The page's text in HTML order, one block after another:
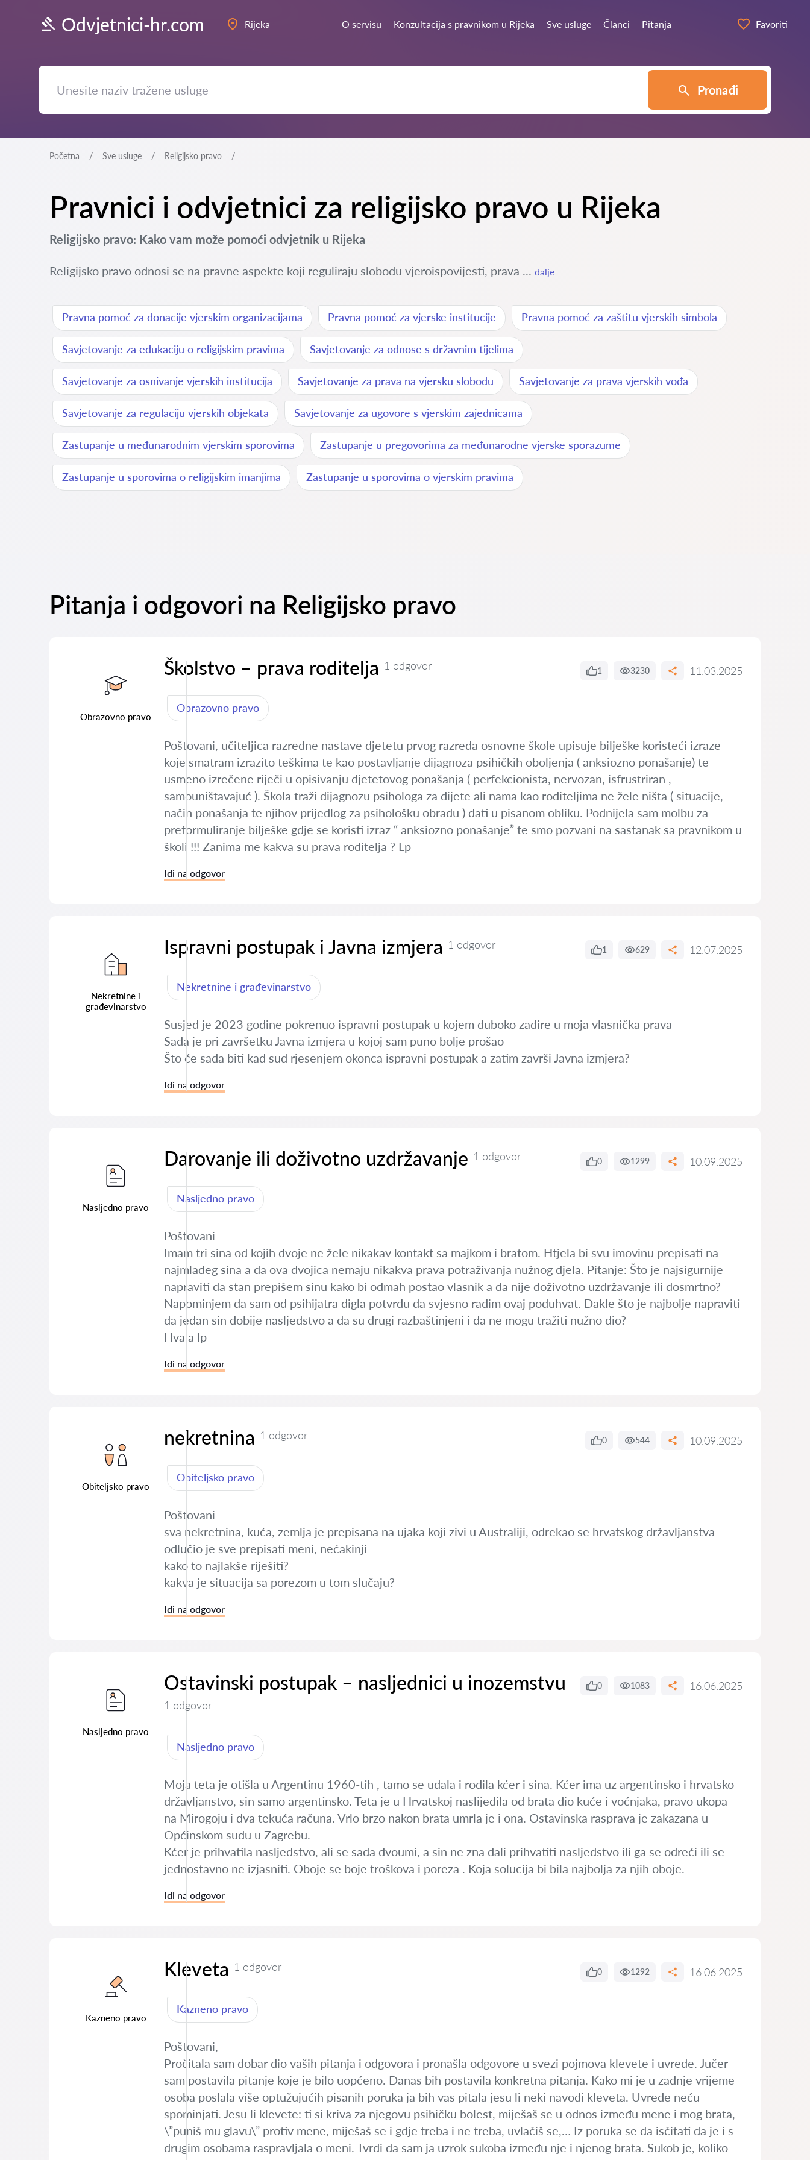
Odvjetnici-hr.com Rijeka O servisu Konzultacija s pravnikom u Rijeka Sve usluge Članci Pitanja Favoriti
Pronađi
Početna Sve usluge Religijsko pravo
Pravnici i odvjetnici za religijsko pravo u Rijeka
Religijsko pravo: Kako vam može pomoći odvjetnik u Rijeka
Religijsko pravo odnosi se na pravne aspekte koji reguliraju slobodu vjeroispovijesti, prava ... dalje
Pravna pomoć za donacije vjerskim organizacijama Pravna pomoć za vjerske institucije Pravna pomoć za zaštitu vjerskih simbola
Savjetovanje za edukaciju o religijskim pravima Savjetovanje za odnose s državnim tijelima
Savjetovanje za osnivanje vjerskih institucija Savjetovanje za prava na vjersku slobodu Savjetovanje za prava vjerskih vođa
Savjetovanje za regulaciju vjerskih objekata Savjetovanje za ugovore s vjerskim zajednicama
Zastupanje u međunarodnim vjerskim sporovima Zastupanje u pregovorima za međunarodne vjerske sporazume
Zastupanje u sporovima o religijskim imanjima Zastupanje u sporovima o vjerskim pravima
Pitanja i odgovori na Religijsko pravo
Obrazovno pravo
Školstvo – prava roditelja 1 odgovor 1 3230 11.03.2025
Obrazovno pravo
Poštovani, učiteljica razredne nastave djetetu prvog razreda osnovne škole upisuje bilješke koristeći izraze
koje smatram izrazito teškima te kao postavljanje dijagnoza psihičkih oboljenja ( anksiozno ponašanje) te
usmeno izrečene riječi u opisivanju djetetovog ponašanja ( perfekcionista, nervozan, isfrustriran ,
samouništavajuć ). Škola traži dijagnozu psihologa za dijete ali nama kao roditeljima ne žele ništa ( situacije,
način ponašanja te njihov prijedlog za psihološku obradu ) dati u pisanom obliku. Podnijela sam molbu za
preformuliranje bilješke gdje se koristi izraz “ anksiozno ponašanje” te smo pozvani na sastanak sa pravnikom u
školi !!! Zanima me kakva su prava roditelja ? Lp
Idi na odgovor
Nekretnine i
građevinarstvo
Ispravni postupak i Javna izmjera 1 odgovor 1 629 12.07.2025
Nekretnine i građevinarstvo
Susjed je 2023 godine pokrenuo ispravni postupak u kojem duboko zadire u moja vlasnička prava
Sada je pri završetku Javna izmjera u kojoj sam puno bolje prošao
Što će sada biti kad sud rjesenjem okonca ispravni postupak a zatim završi Javna izmjera?
Idi na odgovor
Nasljedno pravo
Darovanje ili doživotno uzdržavanje 1 odgovor 0 1299 10.09.2025
Nasljedno pravo
Poštovani
Imam tri sina od kojih dvoje ne žele nikakav kontakt sa majkom i bratom. Htjela bi svu imovinu prepisati na
najmlađeg sina a da ova dvojica nemaju nikakva prava potraživanja nužnog djela. Pitanje: Što je najsigurnije
napraviti da stan prepišem sinu kako bi odmah postao vlasnik a da nije doživotno uzdržavanje ili dosmrtno?
Napominjem da sam od psihijatra digla potvrdu da svjesno radim ovaj poduhvat. Dakle što je najbolje napraviti
da jedan sin dobije nasljedstvo a da su drugi razbaštinjeni i da ne mogu tražiti nužno dio?
Hvala lp
Idi na odgovor
Obiteljsko pravo
nekretnina 1 odgovor 0 544 10.09.2025
Obiteljsko pravo
Poštovani
sva nekretnina, kuća, zemlja je prepisana na ujaka koji zivi u Australiji, odrekao se hrvatskog državljanstva
odlučio je sve prepisati meni, nećakinji
kako to najlakše riješiti?
kakva je situacija sa porezom u tom slučaju?
Idi na odgovor
Nasljedno pravo
Ostavinski postupak – nasljednici u inozemstvu
1 odgovor
0 1083 16.06.2025
Nasljedno pravo
Moja teta je otišla u Argentinu 1960-tih , tamo se udala i rodila kćer i sina. Kćer ima uz argentinsko i hrvatsko
državljanstvo, sin samo argentinsko. Teta je u Hrvatskoj naslijedila od brata dio kuće i voćnjaka, pravo ukopa
na Mirogoju i dva tekuća računa. Vrlo brzo nakon brata umrla je i ona. Ostavinska rasprava je zakazana u
Općinskom sudu u Zagrebu.
Kćer je prihvatila nasljedstvo, ali se sada dvoumi, a sin ne zna dali prihvatiti nasljedstvo ili ga se odreći ili se
jednostavno ne izjasniti. Oboje se boje troškova i poreza . Koja solucija bi bila najbolja za njih oboje.
Idi na odgovor
Kazneno pravo
Kleveta 1 odgovor 0 1292 16.06.2025
Kazneno pravo
Poštovani,
Pročitala sam dobar dio vaših pitanja i odgovora i pronašla odgovore u svezi pojmova klevete i uvrede. Jučer
sam postavila pitanje koje je bilo uopćeno. Danas bih postavila konkretna pitanja. Kako mi je u zadnje vrijeme
osoba poslala više optužujućih pisanih poruka ja bih vas pitala jesu li neki navodi kleveta. Uvrede neću
spominjati. Jesu li klevete: ti si kriva za njegovu psihičku bolest, miješaš se u odnos između mene i mog brata,
\”puniš mu glavu\” protiv mene, miješaš se i gdje treba i ne treba, uvlačiš se,… Iz poruka se da isčitati da je i s
drugim osobama raspravljala o meni. Tvrdi da sam ja uzrok sukoba između nje i njenog brata. Sukob je, koliko